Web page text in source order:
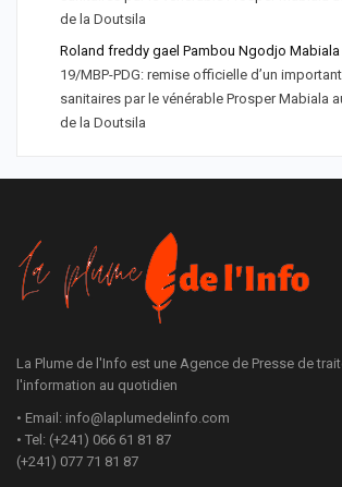
de la Doutsila
Roland freddy gael Pambou Ngodjo Mabiala
19/MBP-PDG: remise officielle d’un
sanitaires par le vénérable Prosper Mabiala
de la Doutsila
La Plume de l'Info est une Agence de Presse de
l'information au quotidien
• Email: info@laplumedelinfo.com
• Tel: (+241) 066 61 81 87
(+241) 077 71 81 87